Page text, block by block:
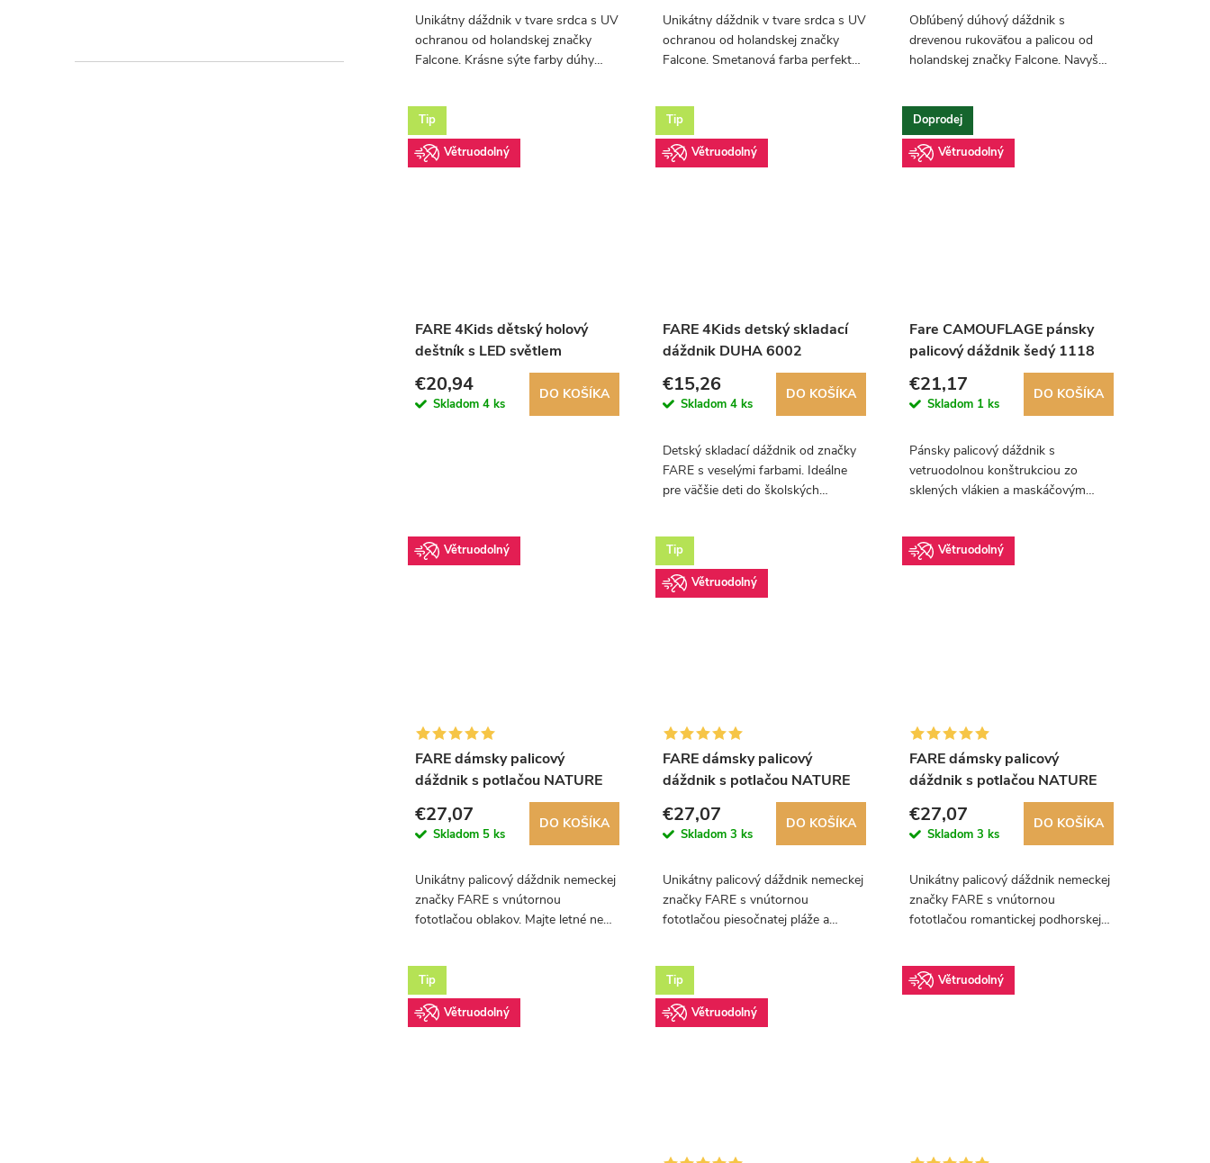
Unikátny dáždnik v tvare srdca s UV
ochranou od holandskej značky
Falcone. Krásne sýte farby dúhy
Unikátny dáždnik v tvare srdca s UV
ochranou od holandskej značky
Falcone. Smetanová farba perfektne
Obľúbený dúhový dáždnik s
drevenou rukoväťou a palicou od
holandskej značky Falcone. Navyše
proti vetru!
Tip
Větruodolný
FARE 4Kids dětský holový
deštník s LED světlem
Skylight DUHA 6949
€20,94
Skladom 4 ks
DO KOŠÍKA
Tip
Větruodolný
FARE 4Kids detský skladací
dáždnik DUHA 6002
€15,26
Skladom 4 ks
DO KOŠÍKA
Detský skladací dáždnik od značky
FARE s veselými farbami. Ideálne
pre väčšie deti do školských
Doprodej
Větruodolný
Fare CAMOUFLAGE pánsky
palicový dáždnik šedý 1118
€21,17
Skladom 1 ks
DO KOŠÍKA
Pánsky palicový dáždnik s
vetruodolnou konštrukciou zo
sklených vlákien a maskáčovým
Větruodolný
FARE dámsky palicový
dáždnik s potlačou NATURE
MAX CLOUD 1193
€27,07
Skladom 5 ks
DO KOŠÍKA
Unikátny palicový dáždnik nemeckej
značky FARE s vnútornou
fototlačou oblakov. Majte letné nebo
Tip
Větruodolný
FARE dámsky palicový
dáždnik s potlačou NATURE
MAX LIGHTHOUSE 1193
€27,07
Skladom 3 ks
DO KOŠÍKA
Unikátny palicový dáždnik nemeckej
značky FARE s vnútornou
fototlačou piesočnatej pláže a
Větruodolný
FARE dámsky palicový
dáždnik s potlačou NATURE
MAX MOUNTAIN 1193
€27,07
Skladom3 ks
DO KOŠÍKA
Unikátny palicový dáždnik nemeckej
značky FARE s vnútornou
fototlačou romantickej podhorskej
Tip
Větruodolný
Tip
Větruodolný
Větruodolný